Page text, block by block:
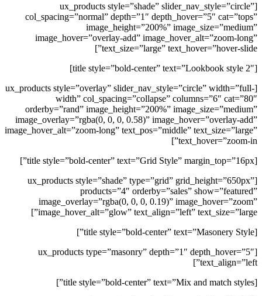
[ux_products style=”shade” slider_nav_style=”circle”
col_spacing=”normal” depth=”1″ depth_hover=”5″ cat=”tops”
image_height=”200%” image_size=”medium”
image_hover=”overlay-add” image_hover_alt=”zoom-long”
text_size=”large” text_hover=”hover-slide”]
[title style=”bold-center” text=”Lookbook style 2″]
[ux_products style=”overlay” slider_nav_style=”circle” width=”full-
width” col_spacing=”collapse” columns=”6″ cat=”80″
orderby=”rand” image_height=”200%” image_size=”medium”
image_overlay=”rgba(0, 0, 0, 0.58)” image_hover=”overlay-add”
image_hover_alt=”zoom-long” text_pos=”middle” text_size=”large”
text_hover=”zoom-in”]
[title style=”bold-center” text=”Grid Style” margin_top=”16px”]
[ux_products style=”shade” type=”grid” grid_height=”650px”
products=”4″ orderby=”sales” show=”featured”
image_overlay=”rgba(0, 0, 0, 0.19)” image_hover=”zoom”
image_hover_alt=”glow” text_align=”left” text_size=”large”]
[title style=”bold-center” text=”Masonery Style”]
[ux_products type=”masonry” depth=”1″ depth_hover=”5″
text_align=”left”]
[title style=”bold-center” text=”Mix and match styles”]